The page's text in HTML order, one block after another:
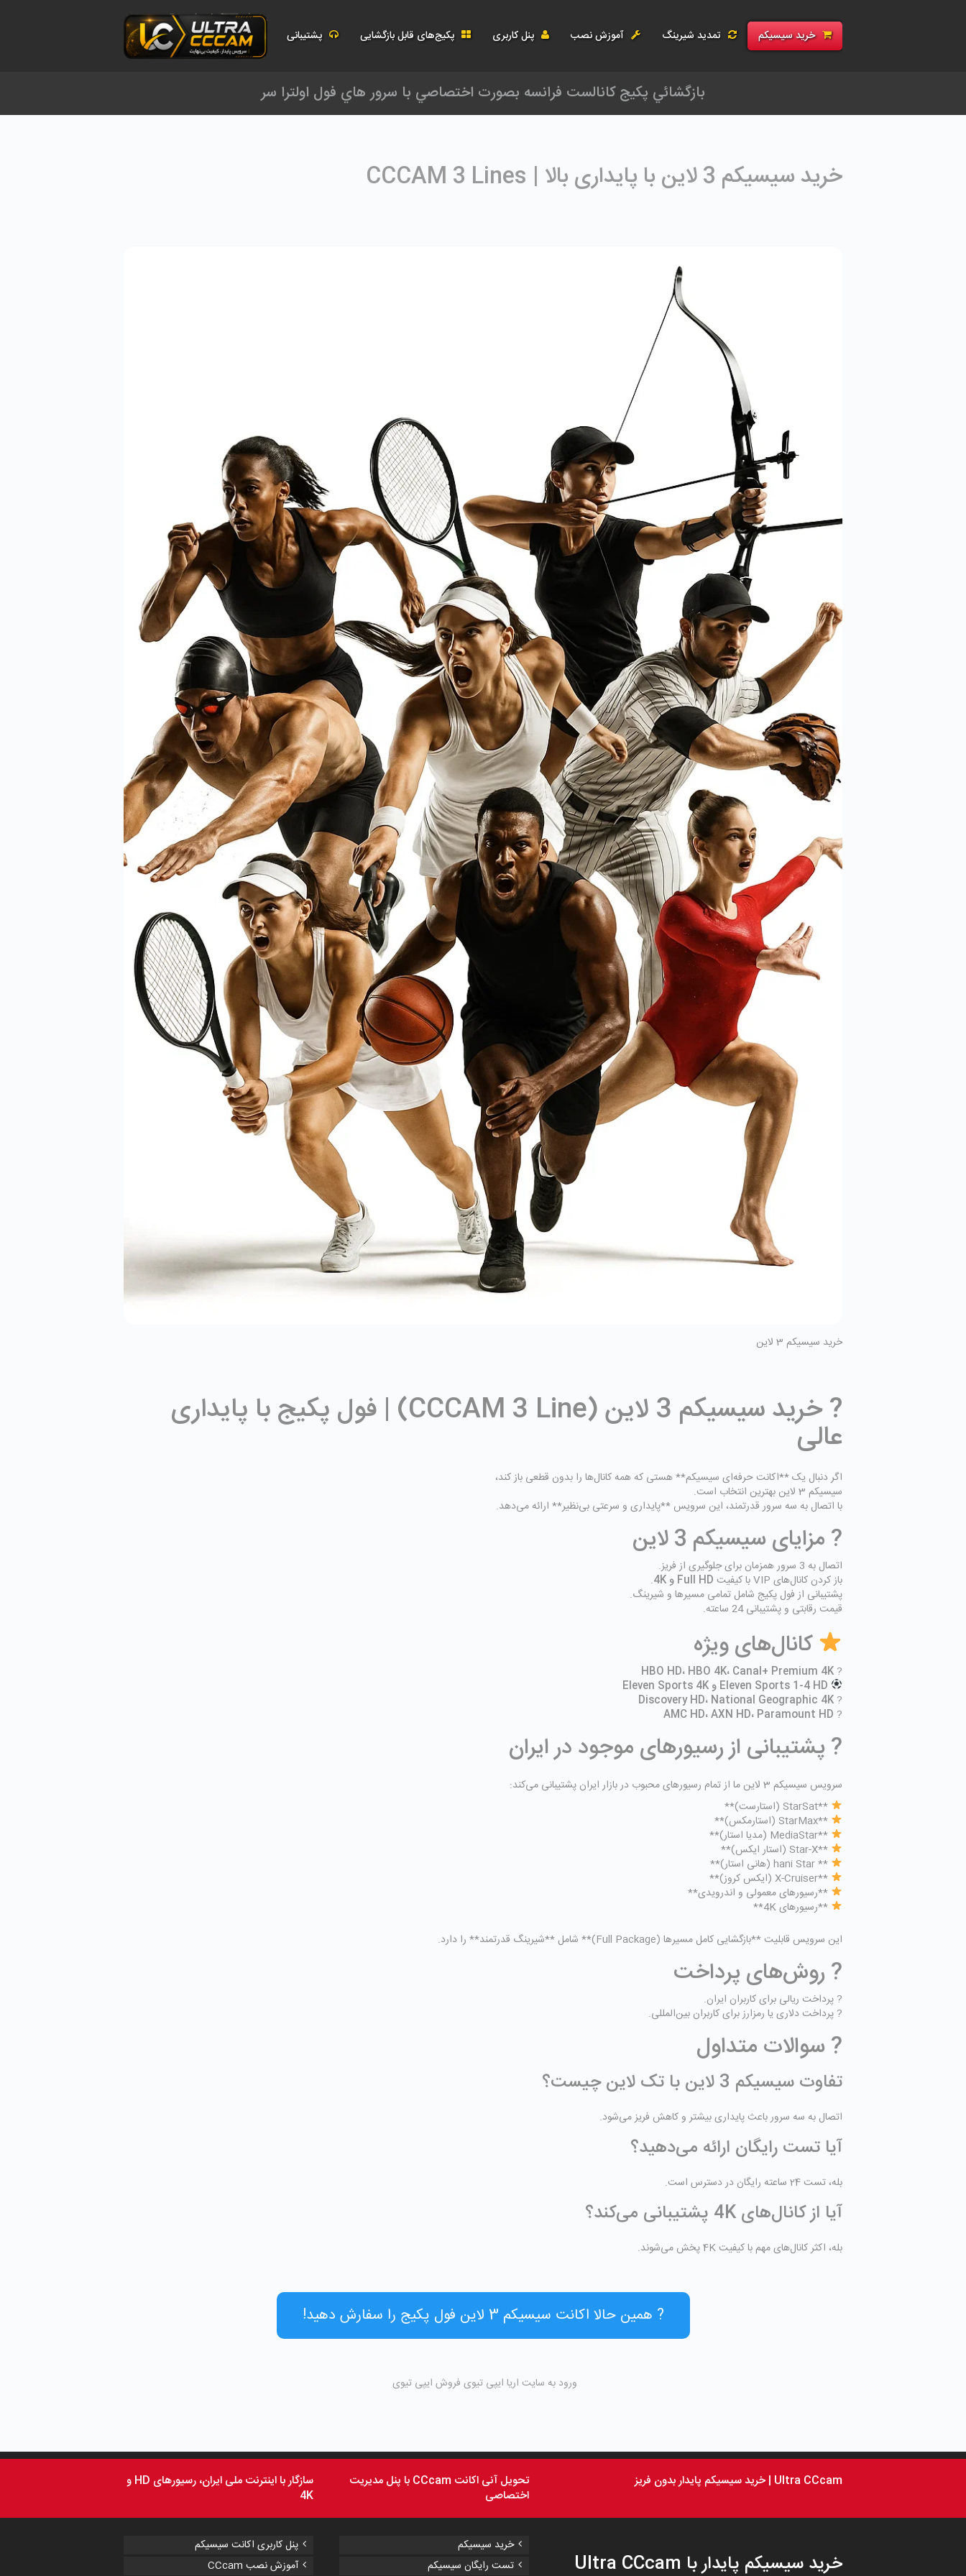
خرید سی سی کم فول | فروش سیسیکم CCcam و G-Share | اکانت رسیور و تمدید شیرینگ رسیور
خرید سیسیکم تمدید شیرینگ آموزش نصب پنل کاربری پکیج‌های قابل بازگشایی پشتیبانی
بازگشائي پکيج کانالست فرانسه بصورت اختصاص
خرید سیسیکم 3 لاین با پایداری بالا | CCCAM 3 Lines
خرید سیسیکم 3 لاین
? خرید سیسیکم 3 لاین (CCCAM 3 Line) | فول پکیج با پایداری
عالی
اگر دنبال یک **اکانت حرفه‌ای سیسیکم** هستی که همه کانال‌ها را بدون قطعی باز کند،
سیسیکم 3 لاین
بهترین انتخاب است.
با اتصال به سه سرور قدرتمند، این سرویس **پایداری و سرعتی بی‌نظیر** ارائه می‌دهد.
? مزایای سیسیکم 3 لاین
اتصال به 3 سرور همزمان برای جلوگیری از فریز.
باز کردن کانال‌های VIP با کیفیت
Full HD و 4K
.
پشتیبانی از فول پکیج شامل تمامی مسیرها و شیرینگ.
قیمت رقابتی و پشتیبانی 24 ساعته.
کانال‌های ویژه
? HBO HD، HBO 4K، Canal+ Premium 4K
Eleven Sports 1-4 HD و Eleven Sports 4K
? Discovery HD، National Geographic 4K
? AMC HD، AXN HD، Paramount HD
? پشتیبانی از رسیورهای موجود در ایران
سرویس سیسیکم 3 لاین ما از تمام رسیورهای محبوب در بازار ایران پشتیبانی می‌کند:
**StarSat (استارست)**
**StarMax (استارمکس)**
**MediaStar (مدیا استار)**
**Star-X (استار ایکس)**
** hani Star (هانی استار)**
**X-Cruiser (ایکس کروز)**
**رسیورهای معمولی و اندرویدی**
**رسیورهای 4K**
این سرویس قابلیت **بازگشایی کامل مسیرها (Full Package)** شامل **شیرینگ قدرتمند** را دارد.
? روش‌های پرداخت
? پرداخت ریالی برای کاربران ایران.
? پرداخت دلاری یا رمزارز برای کاربران بین‌المللی.
? سوالات متداول
تفاوت سیسیکم 3 لاین با تک لاین چیست؟
اتصال به سه سرور باعث پایداری بیشتر و کاهش فریز می‌شود.
آیا تست رایگان ارائه می‌دهید؟
بله، تست 24 ساعته رایگان در دسترس است.
آیا از کانال‌های 4K پشتیبانی می‌کند؟
بله، اکثر کانال‌های مهم با کیفیت 4K پخش می‌شوند.
? همین حالا اکانت سیسیکم 3 لاین فول پکیج را سفارش دهید!
ورود به سایت اریا ایپی تیوی فروش ایپی تیوی
Ultra CCcam | خرید سیسیکم پایدار بدون فریز
تحویل آنی اکانت CCcam با پنل مدیریت
اختصاصی
سازگار با اینترنت ملی ایران، رسیورهای HD و
4K
خرید سیسیکم پایدار با Ultra CCcam
خرید سیسیکم
تست رایگان سیسیکم
پنل کاربری اکانت سیسیکم
آموزش نصب CCcam